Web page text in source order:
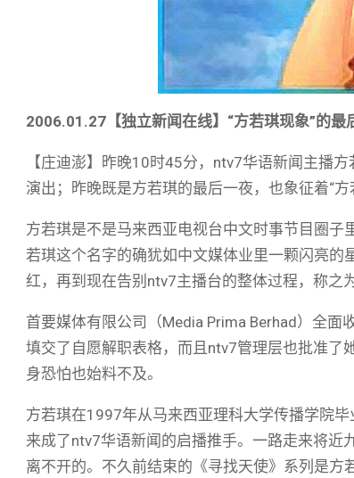
2006.01.27 【独立新闻在线】“方若琪现象”的最
【庄迪澎】昨晚10时45分，ntv7华语新闻主播
演出；昨晚既是方若琪的最后一夜，也象征着“方
方若琪是不是马来西亚电视台中文时事节目圈
若琪这个名字的确犹如中文媒体业里一颗闪亮
红，再到现在告别ntv7主播台的整体过程，称之
首要媒体有限公司（Media Prima Berhad）全面
填交了自愿解职表格，而且ntv7管理层也批准了
身恐怕也始料不及。
方若琪在1997年从马来西亚理科大学传播学院
来成了ntv7华语新闻的启播推手。一路走来将近
离不开的。不久前结束的《寻找天使》系列是方